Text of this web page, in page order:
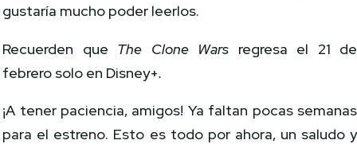
gustaría mucho poder leerlos.
Recuerden que The Clone Wars regresa el 21 de
febrero solo en Disney+.
¡A tener paciencia, amigos! Ya faltan pocas semanas
para el estreno. Esto es todo por ahora, un saludo y